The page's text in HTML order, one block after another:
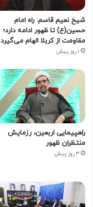
شیخ نعیم قاسم: راه امام
حسین(ع) تا ظهور ادامه دارد؛
مقاومت از کربلا الهام می‌گیرد
1 روز پیش
راهپیمایی اربعین، رزمایش
منتظران ظهور
3 روز پیش